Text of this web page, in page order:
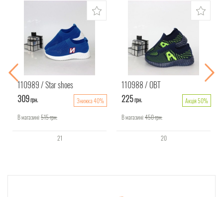
110989 Star shoes
309грн.
Знижка 40%
В магазині:515грн.
21
110988 ОВТ
225грн.
Акція 50%
В магазині:450грн.
20